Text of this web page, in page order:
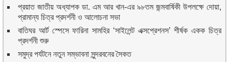
প্রয়াত জাতীয় অধ্যাপক ডা. এম আর খান-এর ৯৮তম জন্মবার্ষিকী উপলক্ষে দোয়া,
প্রামান্য চিত্র প্রদর্শনী ও আলোচনা সভা
বাতিঘর আর্ট স্পেসে ফারিনা সামহির ‘সাইলেন্ট এক্সপ্রেশনস’ শীর্ষক একক চিত্র
প্রদর্শনী শুরু
সমুদ্র পর্যটনে নতুন সম্ভাবনা সুন্দরবনের সৈকত